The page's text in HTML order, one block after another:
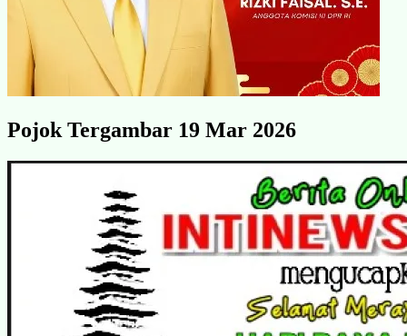
Pojok Tergambar 19 Mar 2026